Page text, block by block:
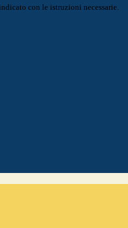
con le istruzioni necessarie.